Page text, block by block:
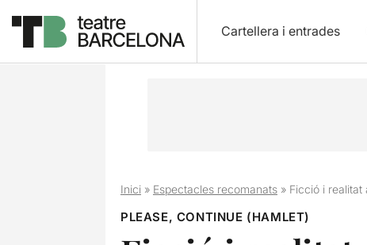
Cartellera i entrades
Inici» Espectacles recomanats» Ficció i realitat
PLEASE, CONTINUE (HAMLET)